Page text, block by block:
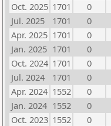
Oct. 2025 1701 0
Jul. 2025
1701 0
Apr. 2025 1701 0
Jan. 2025 1701 0
Oct. 2024 1701 0
Jul. 2024
1701 0
Apr. 2024 1552 0
Jan. 2024 1552 0
Oct. 2023 1552 0